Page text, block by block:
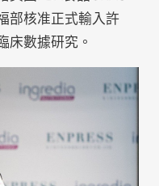
部核准正式輸入許
床數據研究。